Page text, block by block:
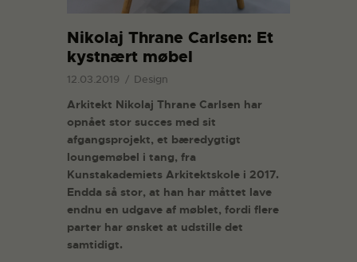
Nikolaj Thrane Carlsen: Et
kystnært møbel
12.03.2019 Design
Arkitekt Nikolaj Thrane Carlsen har
opnået stor succes med sit
afgangsprojekt, et bæredygtigt
loungemøbel i tang, fra
Kunstakademiets Arkitektskole i 2017.
Endda så stor, at han har måttet lave
endnu en udgave af møblet, fordi flere
parter har ønsket at udstille det
samtidigt.